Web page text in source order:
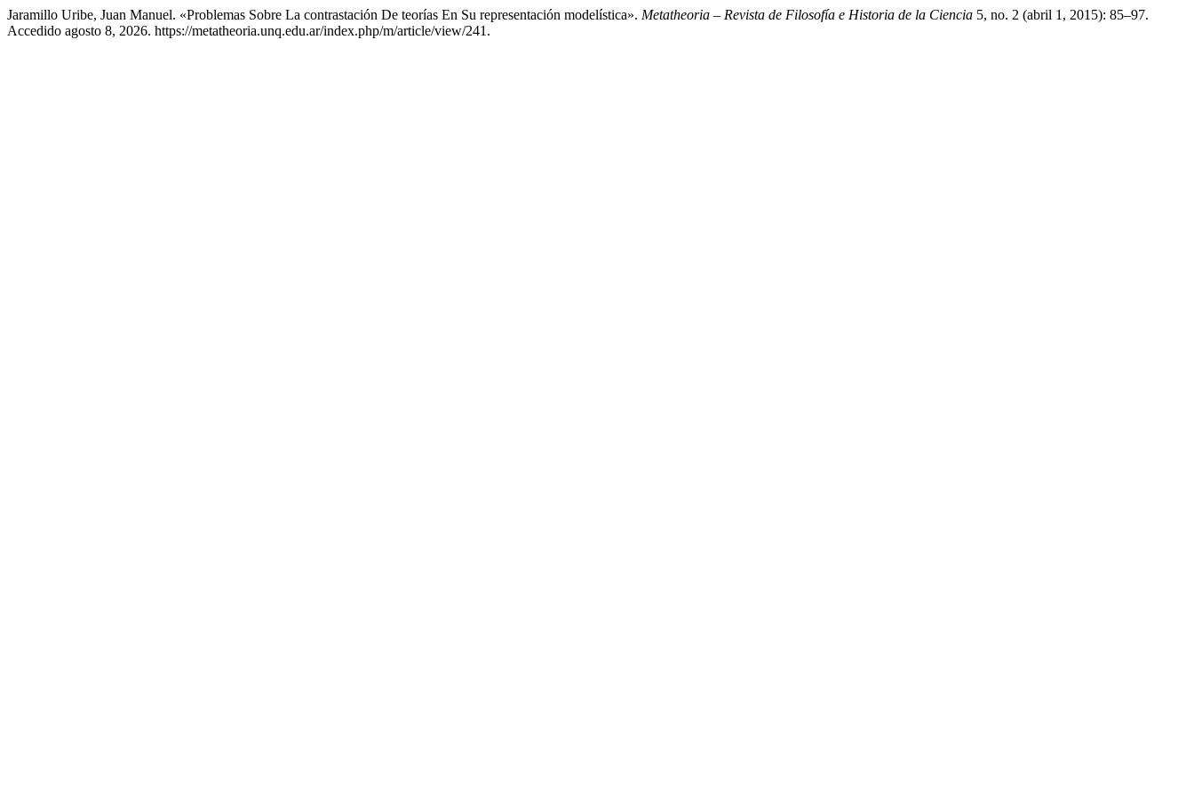
Jaramillo Uribe, Juan Manuel. «Problemas Sobre La contrastación De teorías En Su representación modelística». Metatheoria – Revista de Filosofía e Historia de la Ciencia 5, no. 2 (abril 1, 2015): 85–97.
Accedido agosto 8, 2026. https://metatheoria.unq.edu.ar/index.php/m/article/view/241.